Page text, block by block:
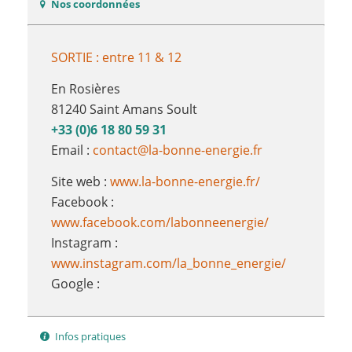
Nos coordonnées
SORTIE : entre 11 & 12
En Rosières
81240 Saint Amans Soult
+33 (0)6 18 80 59 31
Email : contact@la-bonne-energie.fr
Site web : www.la-bonne-energie.fr/
Facebook :
www.facebook.com/labonneenergie/
Instagram :
www.instagram.com/la_bonne_energie/
Google :
Infos pratiques